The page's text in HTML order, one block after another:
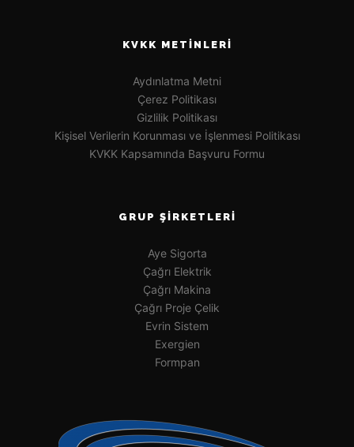
KVKK METINLERI
Aydınlatma Metni
Çerez Politikası
Gizlilik Politikası
Kişisel Verilerin Korunması ve İşlenmesi Politikası
KVKK Kapsamında Başvuru Formu
GRUP ŞIRKETLERI
Aye Sigorta
Çağrı Elektrik
Çağrı Makina
Çağrı Proje Çelik
Evrin Sistem
Exergien
Formpan